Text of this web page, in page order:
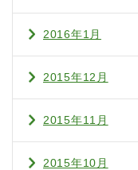
2016年1月
2015年12月
2015年11月
2015年10月